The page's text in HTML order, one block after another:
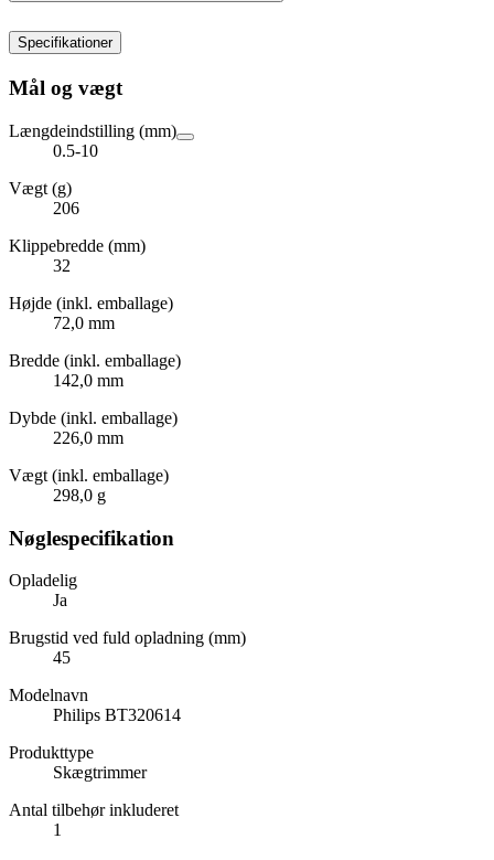
Specifikationer
Mål og vægt
Længdeindstilling (mm)
0.5-10
Vægt (g)
206
Klippebredde (mm)
32
Højde (inkl. emballage)
72,0 mm
Bredde (inkl. emballage)
142,0 mm
Dybde (inkl. emballage)
226,0 mm
Vægt (inkl. emballage)
298,0 g
Nøglespecifikation
Opladelig
Ja
Brugstid ved fuld opladning (mm)
45
Modelnavn
Philips BT320614
Produkttype
Skægtrimmer
Antal tilbehør inkluderet
1